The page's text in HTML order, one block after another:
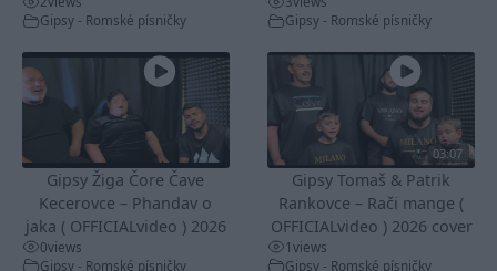
Gipsy - Romské písničky
Gipsy - Romské písničky
Gipsy Žiga Čore Čave
Kecerovce – Phandav o
jaka ( OFFICIALvideo ) 2026
0views
Gipsy - Romské písničky
03:07
Gipsy Tomaš & Patrik
Rankovce – Rači mange (
OFFICIALvideo ) 2026 cover
1views
Gipsy - Romské písničky